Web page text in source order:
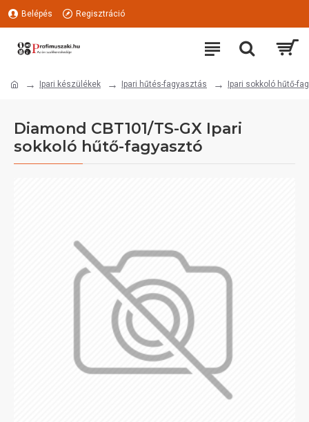
Belépés Regisztráció
Ipari készülékek Ipari hűtés-fagyasztás Ipari sokkoló hűtő-
Diamond CBT101/TS-GX Ipari
sokkoló hűtő-fagyasztó